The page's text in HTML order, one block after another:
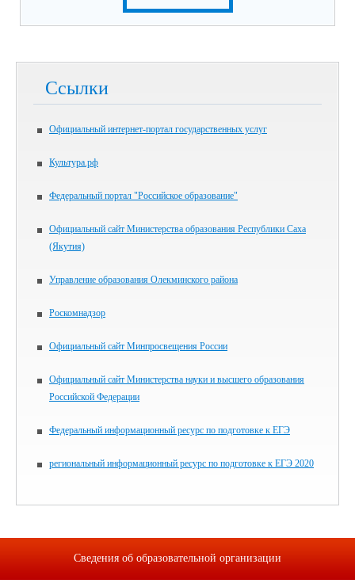
Ссылки
Официальный интернет-портал государственных услуг
Культура.рф
Федеральный портал "Российское образование"
Официальный сайт Министерства образования Республики Саха
(Якутия)
Управление образования Олекминского района
Роскомнадзор
Официальный сайт Минпросвещения России
Официальный сайт Министерства науки и высшего образования
Российской Федерации
Федеральный информационный ресурс по подготовке к ЕГЭ
региональный информационный ресурс по подготовке к ЕГЭ 2020
Сведения об образовательной организации